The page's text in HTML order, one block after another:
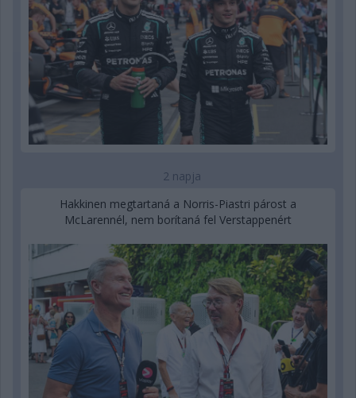
2 napja
Hakkinen megtartaná a Norris-Piastri párost a
McLarennél, nem borítaná fel Verstappenért